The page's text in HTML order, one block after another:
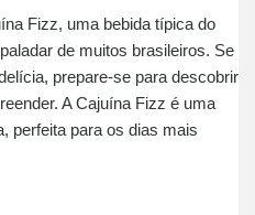
Fizz, uma bebida típica do
de muitos brasileiros. Se
prepare-se para descobrir
A Cajuína Fizz é uma
perfeita para os dias mais